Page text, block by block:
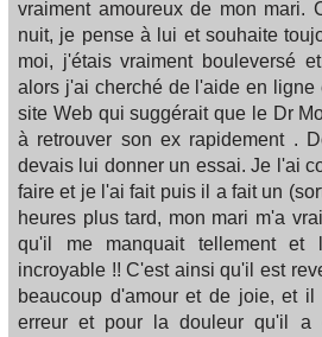
vraiment amoureux de mon mari.
nuit, je pense à lui et souhaite
moi, j'étais vraiment bouleversé
alors j'ai cherché de l'aide en ligne
site Web qui suggérait que le Dr
à retrouver son ex rapidement .
devais lui donner un essai. Je l'ai
faire et je l'ai fait puis il a fait un
heures plus tard, mon mari m'a
qu'il me manquait tellement et
incroyable !! C'est ainsi qu'il est
beaucoup d'amour et de joie, et
erreur et pour la douleur qu'il a